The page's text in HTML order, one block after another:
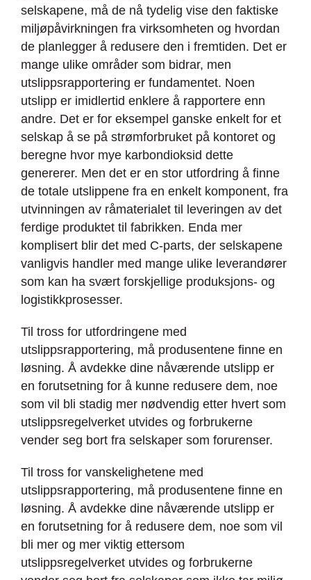
selskapene, må de nå tydelig vise den faktiske
miljøpåvirkningen fra virksomheten og hvordan
de planlegger å redusere den i fremtiden. Det er
mange ulike områder som bidrar, men
utslippsrapportering er fundamentet. Noen
utslipp er imidlertid enklere å rapportere enn
andre. Det er for eksempel ganske enkelt for et
selskap å se på strømforbruket på kontoret og
beregne hvor mye karbondioksid dette
genererer. Men det er en stor utfordring å finne
de totale utslippene fra en enkelt komponent, fra
utvinningen av råmaterialet til leveringen av det
ferdige produktet til fabrikken. Enda mer
komplisert blir det med C-parts, der selskapene
vanligvis handler med mange ulike leverandører
som kan ha svært forskjellige produksjons- og
logistikkprosesser.
Til tross for utfordringene med
utslippsrapportering, må produsentene finne en
løsning. Å avdekke dine nåværende utslipp er
en forutsetning for å kunne redusere dem, noe
som vil bli stadig mer nødvendig etter hvert som
utslippsregelverket utvides og forbrukerne
vender seg bort fra selskaper som forurenser.
Til tross for vanskelighetene med
utslippsrapportering, må produsentene finne en
løsning. Å avdekke dine nåværende utslipp er
en forutsetning for å redusere dem, noe som vil
bli mer og mer viktig ettersom
utslippsregelverket utvides og forbrukerne